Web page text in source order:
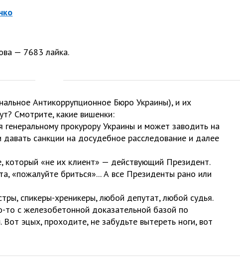
— 7683 лайка.
Антикоррупционное Бюро Украины), и их
Смотрите, какие вишенки:
прокурору Украины и может заводить на
санкции на досудебное расследование и далее
который «не их клиент» — действующий Президент.
«пожалуйте бриться»... А все Президенты рано или
спикеры-хреникеры, любой депутат, любой судья.
то с железобетонной доказательной базой по
эцых, проходите, не забудьте вытереть ноги, вот